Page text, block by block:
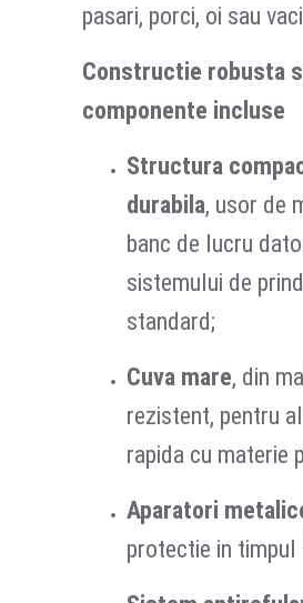
pasari, porci, oi sau
Constructie robusta
componente incluse
Structura
durabila, usor de
banc de lucru
sistemului de
standard;
Cuva mare, din
rezistent, pentru
rapida cu materie
Aparatori
protectie in timpul